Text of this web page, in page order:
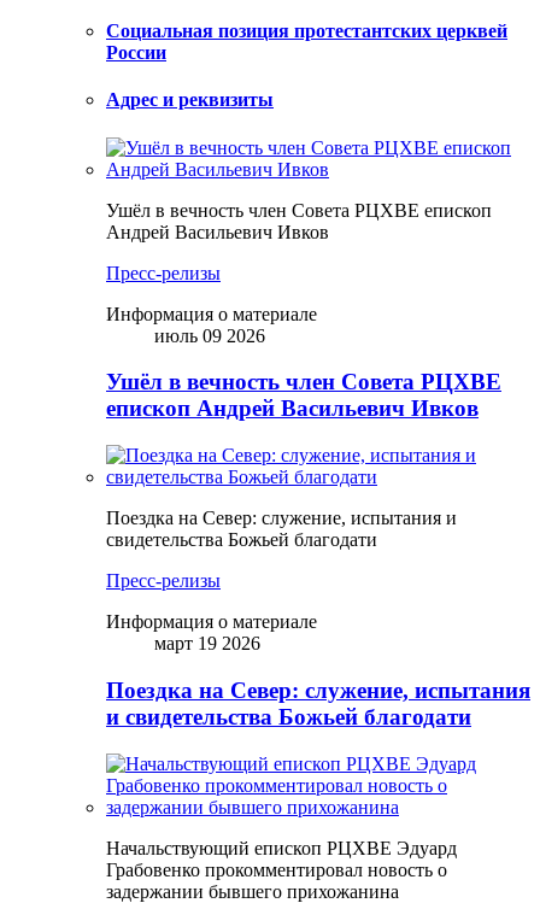
Социальная позиция протестантских церквей
России
Адрес и реквизиты
Ушёл в вечность член Совета РЦХВЕ епископ
Андрей Васильевич Ивков
Пресс-релизы
Информация о материале
июль 09 2026
Ушёл в вечность член Совета РЦХВЕ
епископ Андрей Васильевич Ивков
Поездка на Север: служение, испытания и
свидетельства Божьей благодати
Пресс-релизы
Информация о материале
март 19 2026
Поездка на Север: служение, испытания
и свидетельства Божьей благодати
Начальствующий епископ РЦХВЕ Эдуард
Грабовенко прокомментировал новость о
задержании бывшего прихожанина